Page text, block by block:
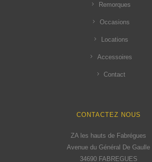
Remorques
Occasions
Locations
Accessoires
Contact
CONTACTEZ NOUS
ZA les hauts de Fabrégues
Avenue du Général De Gaulle
34690 FABREGUES